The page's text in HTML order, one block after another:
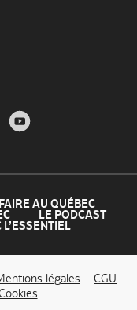
AU QUÉBEC
LE PODCAST
légales – CGU –